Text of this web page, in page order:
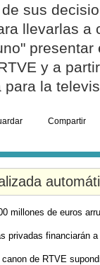
sus
llevarlas a
presentar
y a
para la
Compartir
millones de euros
privadas financiarán
canon de RTVE